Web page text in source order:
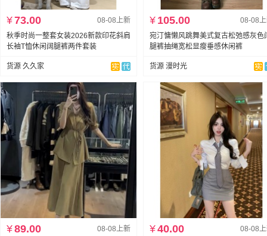
08-08上新
¥73.00
秋季时尚一整套女装2026新款印花斜肩
长袖T恤休闲阔腿裤两件套装
货源 久久家
08-08
¥ 105.00
宛汀慵懒风跳舞美式复古松弛感灰色
腿裤抽绳宽松显瘦垂感休闲裤
货源 漫时光
08-08上新
¥89.00 08-08
¥40.00